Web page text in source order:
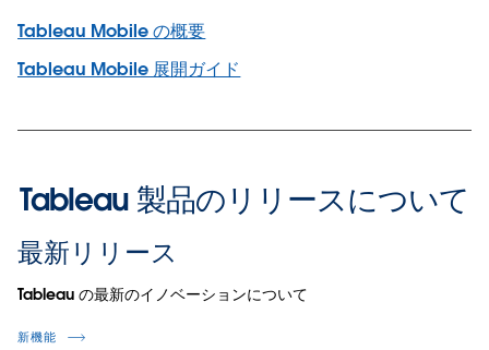
Tableau Mobile の概要
Tableau Mobile 展開ガイド
Tableau 製品のリリースについて
最新リリース
Tableau の最新のイノベーションについて
新機能